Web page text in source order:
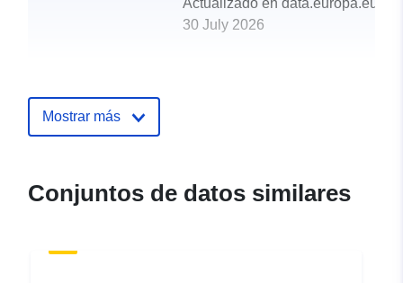
Actualizado en data.europa.eu:
30 July 2026
Mostrar más
Conjuntos de datos similares